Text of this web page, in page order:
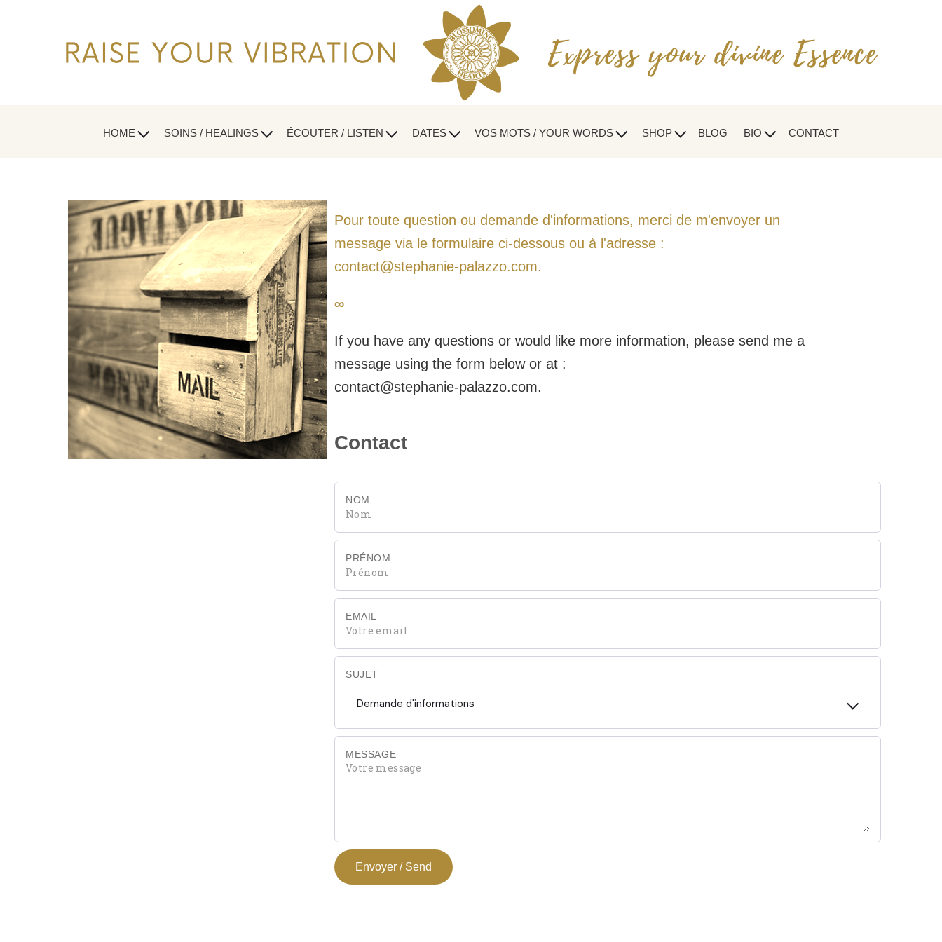
HOME SOINS / HEALINGS ÉCOUTER / LISTEN DATES VOS MOTS / YOUR WORDS SHOP BLOG BIO CONTACT
Pour toute question ou demande d'informations, merci de m'envoyer un
message via le formulaire ci-dessous ou à l'adresse :
contact@stephanie-palazzo.com.
∞
If you have any questions or would like more information, please send me a
message using the form below or at :
contact@stephanie-palazzo.com.
Contact
NOM
PRÉNOM
EMAIL
SUJET
Demande d'informations
MESSAGE
Envoyer / Send